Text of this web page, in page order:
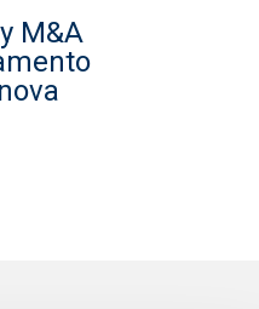
M&A